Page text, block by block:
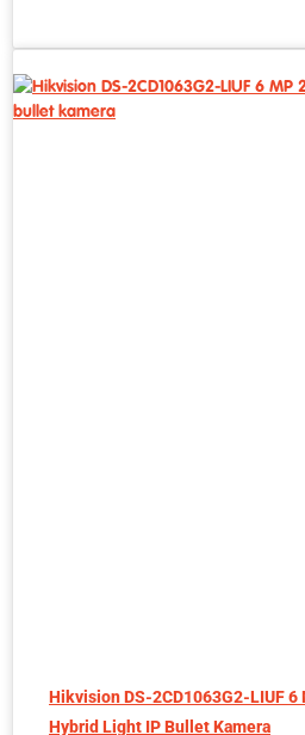
Hikvision DS-2CD1063G2-LIUF 6
Hybrid Light IP Bullet Kamera